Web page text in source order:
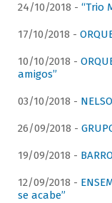
24/10/2018 - “Trio
17/10/2018 -
10/10/2018 -
amigos”
03/10/2018 -
26/09/2018 -
19/09/2018 -
12/09/2018 -
se acabe”